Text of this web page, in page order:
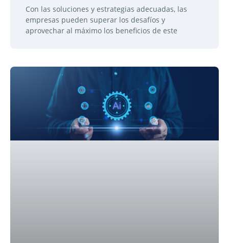
Con las soluciones y estrategias adecuadas, las
empresas pueden superar los desafíos y
aprovechar al máximo los beneficios de este